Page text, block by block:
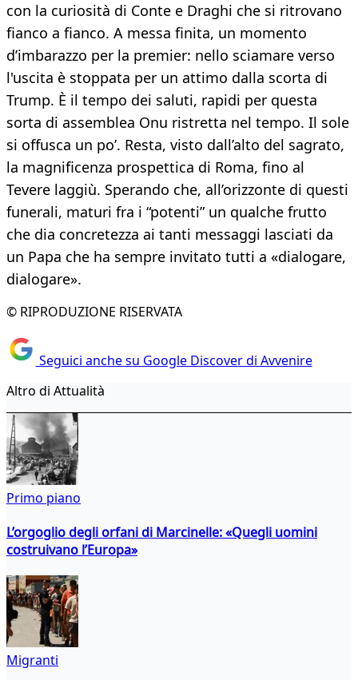
con la curiosità di Conte e Draghi che si ritrovano
fianco a fianco. A messa finita, un momento
d’imbarazzo per la premier: nello sciamare verso
l'uscita è stoppata per un attimo dalla scorta di
Trump. È il tempo dei saluti, rapidi per questa
sorta di assemblea Onu ristretta nel tempo. Il sole
si offusca un po’. Resta, visto dall’alto del sagrato,
la magnificenza prospettica di Roma, fino al
Tevere laggiù. Sperando che, all’orizzonte di questi
funerali, maturi fra i “potenti” un qualche frutto
che dia concretezza ai tanti messaggi lasciati da
un Papa che ha sempre invitato tutti a «dialogare,
dialogare».
© RIPRODUZIONE RISERVATA
Seguici anche su Google Discover di Avvenire
Altro di Attualità
Primo piano
L’orgoglio degli orfani di Marcinelle: «Quegli uomini
costruivano l’Europa»
Migranti